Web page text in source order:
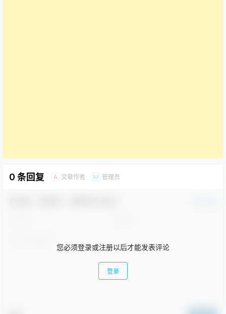
0 条回复 A 文章作者 M 管理员
您必须登录或注册以后才能发表评论
登录